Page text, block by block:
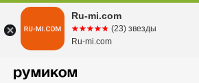
Ru-mi.com
☆☆☆☆☆
★★★★★ (23) звезды
Ru-mi.com